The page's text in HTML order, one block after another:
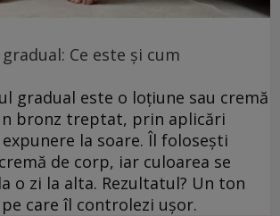
Ce este și cum
gradual este o loțiune sau cremă
bronz treptat, prin aplicări
la soare. Îl folosești
de corp, iar culoarea se
o zi la alta. Rezultatul? Un ton
care îl controlezi ușor.